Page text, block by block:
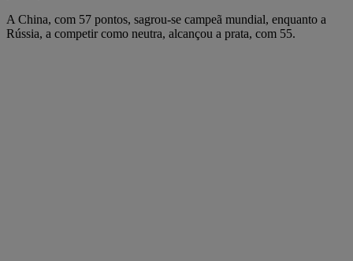
A China, com 57 pontos, sagrou-se campeã mundial, enquanto a
Rússia, a competir como neutra, alcançou a prata, com 55.